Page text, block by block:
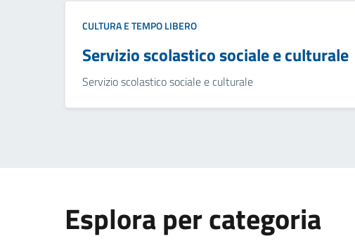
CULTURA E TEMPO LIBERO
Servizio scolastico sociale e culturale
Servizio scolastico sociale e culturale
Esplora per categoria